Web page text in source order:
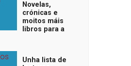
Novelas,
crónicas e
moitos máis
libros para a
Unha lista de